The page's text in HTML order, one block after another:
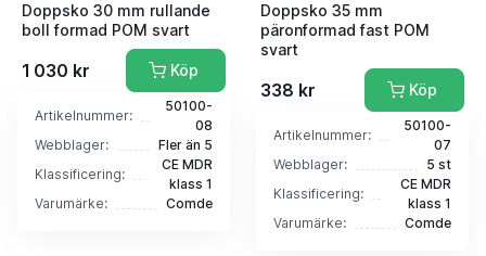
Doppsko 30 mm rullande
boll formad POM svart
1 030 kr Köp
Artikelnummer:
50100-
08
Webblager:
Fler än 5
Klassificering:
CE MDR
klass 1
Varumärke:
Comde
Doppsko 35 mm
päronformad fast POM
svart
338 kr Köp
Artikelnummer:
50100-
07
Webblager:
5 st
Klassificering:
CE MDR
klass 1
Varumärke:
Comde